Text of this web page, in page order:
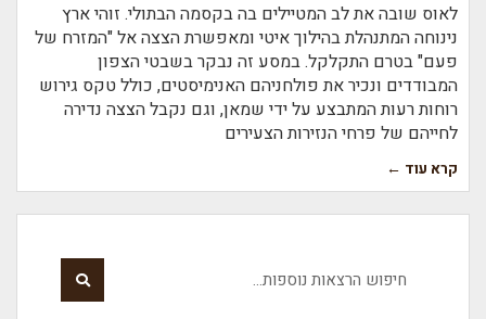
לאוס שובה את לב המטיילים בה בקסמה הבתולי. זוהי ארץ
נינוחה המתנהלת בהילוך איטי ומאפשרת הצצה אל "המזרח של
פעם" בטרם התקלקל. במסע זה נבקר בשבטי הצפון
המבודדים ונכיר את פולחניהם האנימיסטים, כולל טקס גירוש
רוחות רעות המתבצע על ידי שמאן, וגם נקבל הצצה נדירה
לחייהם של פרחי הנזירות הצעירים
קרא עוד ←